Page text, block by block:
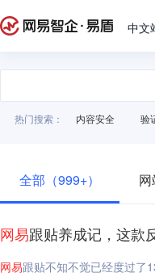
中文
热门搜索： 内容安全 验
全部（999+） 网
网易跟贴养成记，这款
网易跟贴不知不觉已经度过了